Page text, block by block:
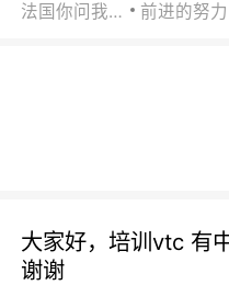
法国你问我答 前进的努力
大家好，培训vtc 有
谢谢